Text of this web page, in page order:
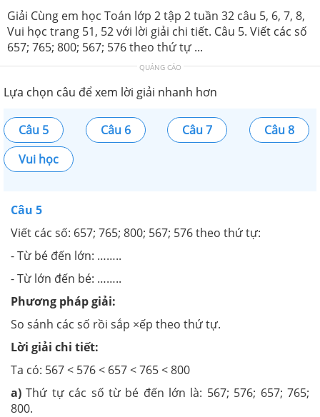
Giải Cùng em học Toán lớp 2 tập 2 tuần 32 câu 5, 6, 7, 8,
Vui học trang 51, 52 với lời giải chi tiết. Câu 5. Viết các số
657; 765; 800; 567; 576 theo thứ tự ...
QUẢNG CÁO
Lựa chọn câu để xem lời giải nhanh hơn
Câu 5 Câu 6 Câu 7
Câu 8
Vui học
Câu 5
Viết các số: 657; 765; 800; 567; 576 theo thứ tự:
- Từ bé đến lớn: ……..
- Từ lớn đến bé: ……..
Phương pháp giải:
So sánh các số rồi sắp ×ếp theo thứ tự.
Lời giải chi tiết:
Ta có: 567 < 576 < 657 < 765 < 800
a) Thứ tự các số từ bé đến lớn là: 567; 576; 657; 765;
800.